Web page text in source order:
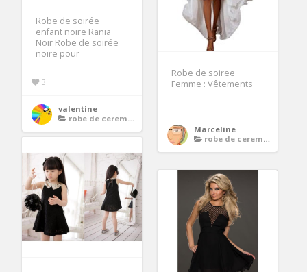
Robe de soirée
enfant noire Rania
Noir Robe de soirée
noire pour
3
valentine
robe de ceremonie noire
Robe de soiree
Femme : Vêtements
Marceline
robe de ceremonie noire